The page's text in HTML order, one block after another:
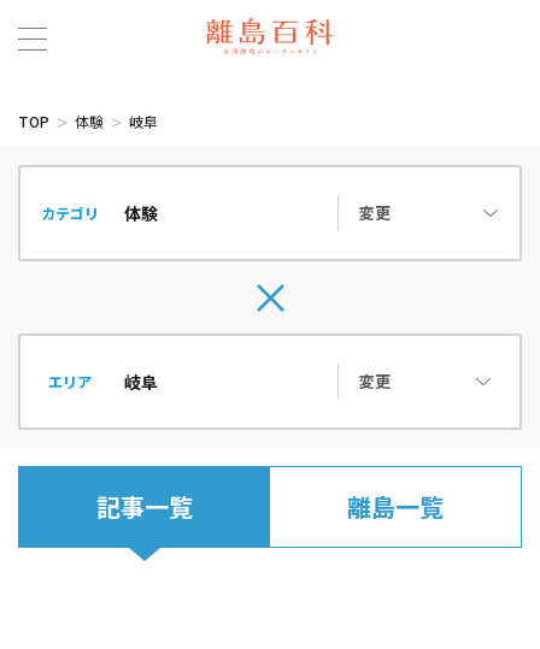
TOP 体験 岐阜
カテゴリ 変更
エリア 変更
記事一覧 離島一覧